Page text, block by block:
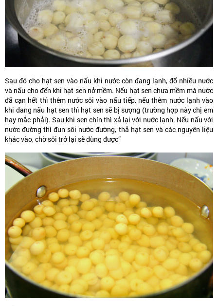
Sau đó cho hạt sen vào nấu khi nước còn đang lạnh, đổ nhiều nước
và nấu cho đến khi hạt sen nở mềm. Nếu hạt sen chưa mềm mà nước
đã cạn hết thì thêm nước sôi vào nấu tiếp, nếu thêm nước lạnh vào
khi đang nấu hạt sen thì hạt sen sẽ bị sượng (trường hợp này chị em
hay mắc phải). Sau khi sen chín thì xả lại với nước lạnh. Nếu nấu với
nước đường thì đun sôi nước đường, thả hạt sen và các nguyên liệu
khác vào, chờ sôi trở lại sẽ dùng được”